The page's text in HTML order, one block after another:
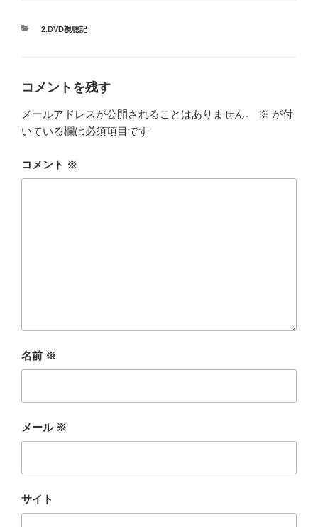
カ
2.DVD視聴記
コメントを残す
メールアドレスが公開されることはありません。 ※ が付
いている欄は必須項目です
コメント ※
名前 ※
メール ※
サイト